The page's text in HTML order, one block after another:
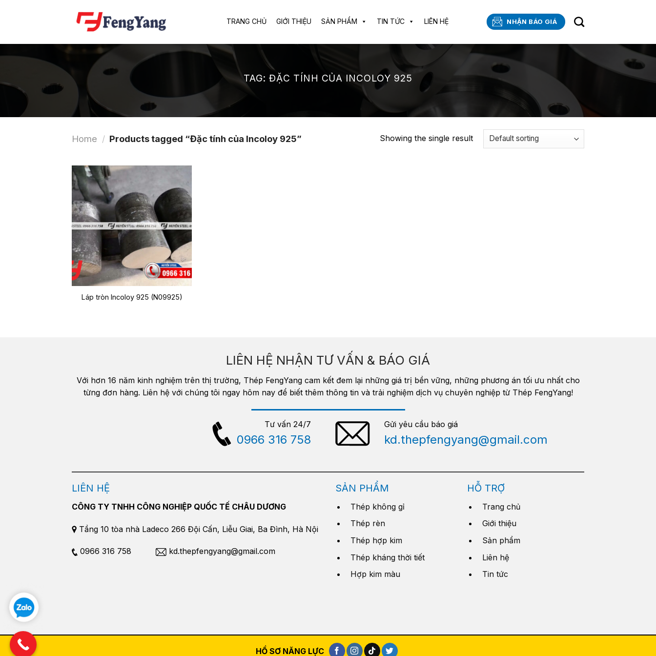
TRANG CHỦ GIỚI THIỆU SẢN PHẨM TIN TỨC LIÊN HỆ NHẬN BÁO GIÁ
TAG: ĐẶC TÍNH CỦA INCOLOY 925
Home / Products tagged “Đặc tính của Incoloy 925” Showing the single result
Láp tròn Incoloy 925 (N09925)
LIÊN HỆ NHẬN TƯ VẤN & BÁO GIÁ
Với hơn 16 năm kinh nghiệm trên thị trường, Thép FengYang cam kết đem lại những giá trị bền vững, những phương án tối ưu nhất cho
từng đơn hàng. Liên hệ với chúng tôi ngay hôm nay để biết thêm thông tin và trải nghiệm dịch vụ chuyên nghiệp từ Thép FengYang!
Tư vấn 24/7
0966 316 758
Gửi yêu cầu báo giá
kd.thepfengyang@gmail.com
LIÊN HỆ
CÔNG TY TNHH CÔNG NGHIỆP QUỐC TẾ CHÂU DƯƠNG
Tầng 10 tòa nhà Ladeco 266 Đội Cấn, Liễu Giai, Ba Đình, Hà Nội
0966 316 758 kd.thepfengyang@gmail.com
SẢN PHẨM
Thép không gỉ
Thép rèn
Thép hợp kim
Thép kháng thời tiết
Hợp kim màu
HỖ TRỢ
Trang chủ
Giới thiệu
Sản phẩm
Liên hệ
Tin tức
HỒ SƠ NĂNG LỰC